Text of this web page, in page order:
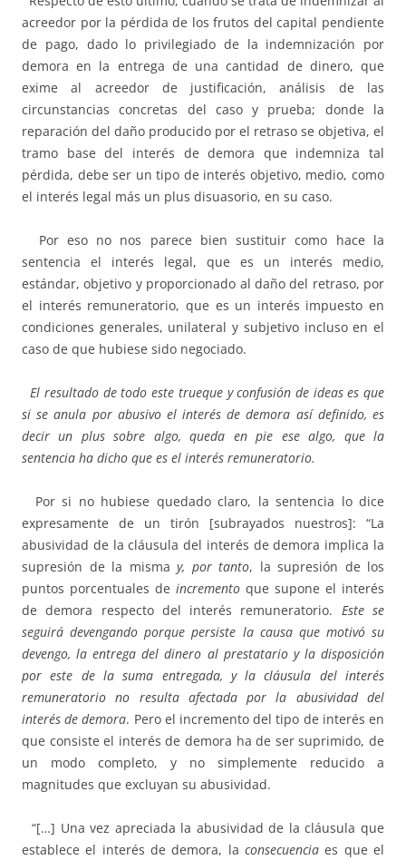
acreedor por la pérdida de los frutos del capital pendiente
de pago, dado lo privilegiado de la indemnización por
demora en la entrega de una cantidad de dinero, que
exime al acreedor de justificación, análisis de las
circunstancias concretas del caso y prueba; donde la
reparación del daño producido por el retraso se objetiva, el
tramo base del interés de demora que indemniza tal
pérdida, debe ser un tipo de interés objetivo, medio, como
el interés legal más un plus disuasorio, en su caso.
Por eso no nos parece bien sustituir como hace la
sentencia el interés legal, que es un interés medio,
estándar, objetivo y proporcionado al daño del retraso, por
el interés remuneratorio, que es un interés impuesto en
condiciones generales, unilateral y subjetivo incluso en el
caso de que hubiese sido negociado.
El resultado de todo este trueque y confusión de ideas es que
si se anula por abusivo el interés de demora así definido, es
decir un plus sobre algo, queda en pie ese algo, que la
sentencia ha dicho que es el interés remuneratorio.
Por si no hubiese quedado claro, la sentencia lo dice
expresamente de un tirón [subrayados nuestros]: “La
abusividad de la cláusula del interés de demora implica la
supresión de la misma y, por tanto, la supresión de los
puntos porcentuales de incremento que supone el interés
de demora respecto del interés remuneratorio. Este se
seguirá devengando porque persiste la causa que motivó su
devengo, la entrega del dinero al prestatario y la disposición
por este de la suma entregada, y la cláusula del interés
remuneratorio no resulta afectada por la abusividad del
interés de demora. Pero el incremento del tipo de interés en
que consiste el interés de demora ha de ser suprimido, de
un modo completo, y no simplemente reducido a
magnitudes que excluyan su abusividad.
“[…] Una vez apreciada la abusividad de la cláusula que
establece el interés de demora, la consecuencia es que el